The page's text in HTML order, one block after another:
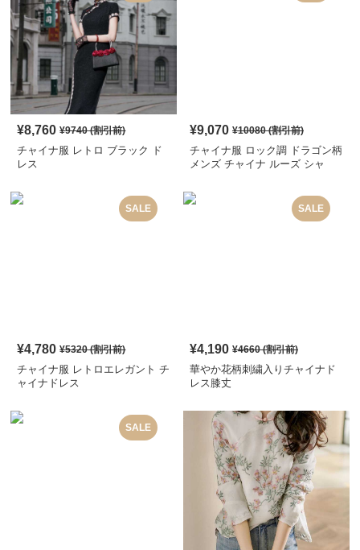
¥8,760 ¥9740(割引前)
チャイナ服 レトロ ブラック ド
レス
¥9,070 ¥10080(割引前)
チャイナ服 ロック調 ドラゴン柄
メンズ チャイナ ルーズ シャ
SALE
¥4,780 ¥5320(割引前)
チャイナ服 レトロエレガント チ
ャイナドレス
SALE
¥4,190 ¥4660(割引前)
華やか花柄刺繍入りチャイナド
レス膝丈
SALE